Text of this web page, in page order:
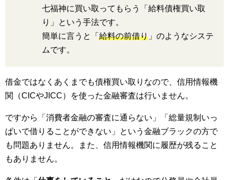
七福神に買い取ってもらう「給料債権買い取
り」という手法です。
簡単に言うと「 給料の前借り 」のようなシステ
ムです。
借金ではなくあくまでも債権買い取りなので、信用情報機
関（CICやJICC）を使った金融審査は行いません。
ですから「消費者金融の審査に通らない」「総量規制いっ
ぱいで借りることができない」という金融ブラックの方で
も問題ありません。また、信用情報機関に履歴が残ること
もありません。